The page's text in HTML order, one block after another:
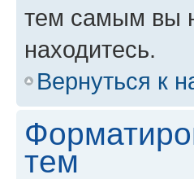
тем самым вы
находитесь.
Вернуться к
тем